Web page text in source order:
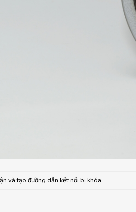
và tạo đường dẫn kết nối bị khóa.